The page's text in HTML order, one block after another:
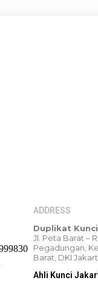
ADDRESS
Duplikat
Jl. Peta Barat –
Pegadungan,
Barat, DKI
Ahli Kunci